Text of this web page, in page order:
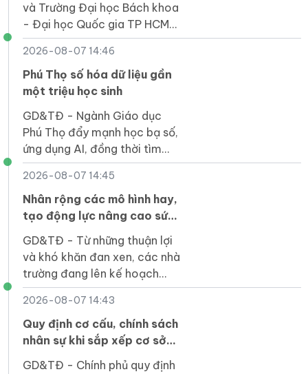
và Trường Đại học Bách khoa
- Đại học Quốc gia TP HCM
hợp tác đào tạo nguồn nhân
lực số, phát triển STEM, AI,
công nghiệp bán dẫn.
2026-08-07 14:46
Phú Thọ số hóa dữ liệu gần
một triệu học sinh
GD&TĐ - Ngành Giáo dục
Phú Thọ đẩy mạnh học bạ số,
ứng dụng AI, đồng thời tìm
giải pháp khắc phục hạn chế
về hạ tầng tại vùng khó khăn.
2026-08-07 14:45
Nhân rộng các mô hình hay,
tạo động lực nâng cao sức
khỏe học đường
GD&TĐ - Từ những thuận lợi
và khó khăn đan xen, các nhà
trường đang lên kế hoạch
tiếp tục nhân rộng nhiều mô
hình, cách làm hay về sức
khỏe học đường.
2026-08-07 14:43
Quy định cơ cấu, chính sách
nhân sự khi sắp xếp cơ sở
giáo dục công lập
GD&TĐ - Chính phủ quy định